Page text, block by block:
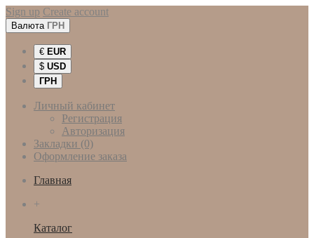
Sign up Create account
Валюта ГРН
€ EUR
$ USD
ГРН
Личный кабинет
Регистрация
Авторизация
Закладки (0)
Оформление заказа
Главная
+
Каталог